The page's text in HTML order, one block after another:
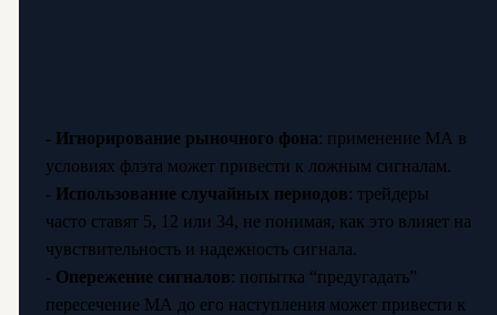
- Игнорирование рыночного фона: применение МА в
условиях флэта может привести к ложным сигналам.
- Использование случайных периодов: трейдеры
часто ставят 5, 12 или 34, не понимая, как это влияет на
чувствительность и надежность сигнала.
- Опережение сигналов: попытка “предугадать”
пересечение МА до его наступления может привести к